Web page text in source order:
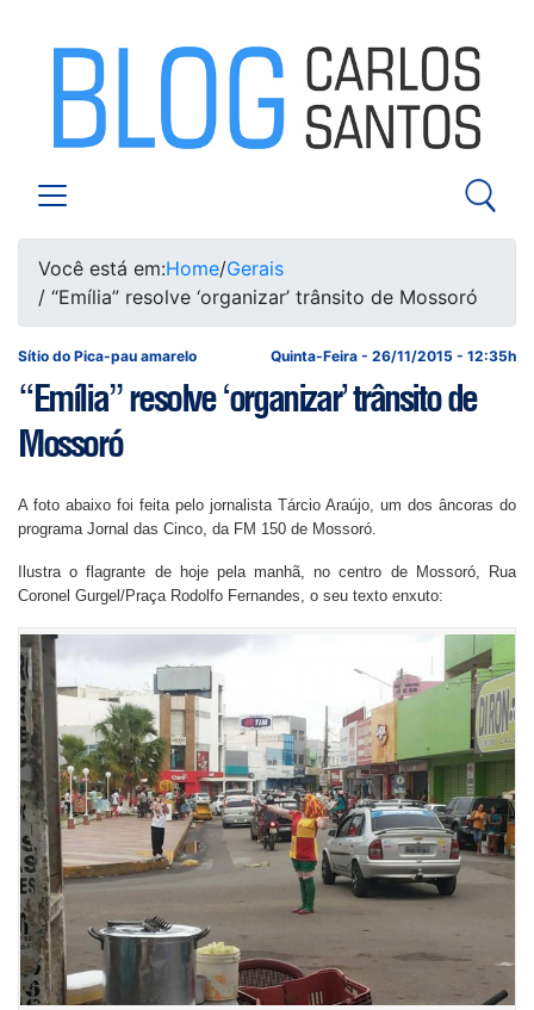
Você está em:Home/Gerais
/ “Emília” resolve ‘organizar’ trânsito de Mossoró
Quinta-Feira - 26/11/2015 - 12:35h
Sítio do Pica-pau amarelo
“Emília” resolve ‘organizar’ trânsito de
Mossoró
A foto abaixo foi feita pelo jornalista Tárcio Araújo, um dos âncoras do
programa Jornal das Cinco, da FM 150 de Mossoró.
Ilustra o flagrante de hoje pela manhã, no centro de Mossoró, Rua
Coronel Gurgel/Praça Rodolfo Fernandes, o seu texto enxuto: